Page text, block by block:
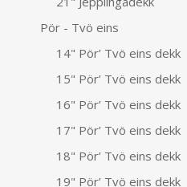
Pör - Tvö eins
14" Pör’ Tvö eins dekk
15" Pör’ Tvö eins dekk
16" Pör’ Tvö eins dekk
17" Pör’ Tvö eins dekk
18" Pör’ Tvö eins dekk
19" Pör’ Tvö eins dekk